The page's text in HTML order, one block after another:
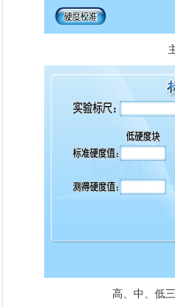
高、中、低